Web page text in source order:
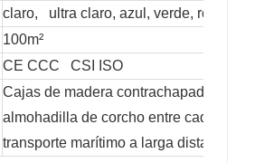
claro, ultra claro, azul, verde, rojo,
100m²
CE CCC CSI ISO
Cajas de madera contrachapada sin
almohadilla de corcho entre cada
transporte marítimo a larga distancia